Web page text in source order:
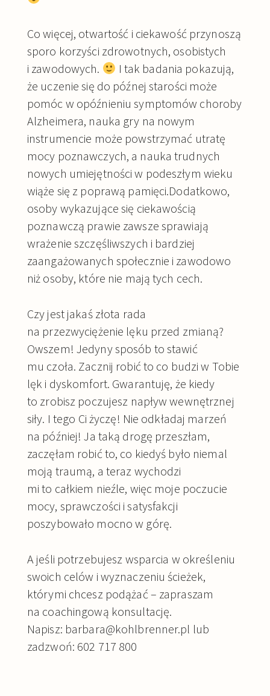
Co więcej, otwartość i ciekawość przynoszą
sporo korzyści zdrowotnych, osobistych
i zawodowych.
I tak badania pokazują,
że uczenie się do późnej starości może
pomóc w opóźnieniu symptomów choroby
Alzheimera, nauka gry na nowym
instrumencie może powstrzymać utratę
mocy poznawczych, a nauka trudnych
nowych umiejętności w podeszłym wieku
wiąże się z poprawą pamięci.Dodatkowo,
osoby wykazujące się ciekawością
poznawczą prawie zawsze sprawiają
wrażenie szczęśliwszych i bardziej
zaangażowanych społecznie i zawodowo
niż osoby, które nie mają tych cech.
Czy jest jakaś złota rada
na przezwyciężenie lęku przed zmianą?
Owszem! Jedyny sposób to stawić
mu czoła. Zacznij robić to co budzi w Tobie
lęk i dyskomfort. Gwarantuję, że kiedy
to zrobisz poczujesz napływ wewnętrznej
siły. I tego Ci życzę! Nie odkładaj marzeń
na później! Ja taką drogę przeszłam,
zaczęłam robić to, co kiedyś było niemal
moją traumą, a teraz wychodzi
mi to całkiem nieźle, więc moje poczucie
mocy, sprawczości i satysfakcji
poszybowało mocno w górę.
A jeśli potrzebujesz wsparcia w określeniu
swoich celów i wyznaczeniu ścieżek,
którymi chcesz podążać – zapraszam
na coachingową konsultację.
Napisz: barbara@kohlbrenner.pl lub
zadzwoń: 602 717 800